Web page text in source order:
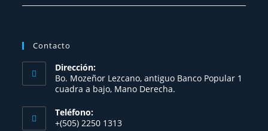
Contacto
Dirección:
Bo. Mozeñor Lezcano, antiguo Banco Popular 1
cuadra a bajo, Mano Derecha.​
Teléfono:
+(505) 2250 1313